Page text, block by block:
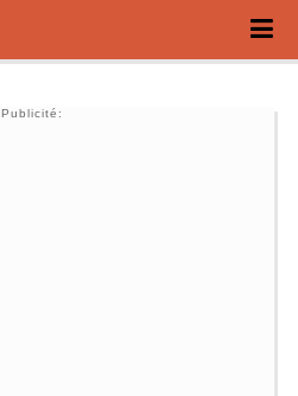
Publicité: